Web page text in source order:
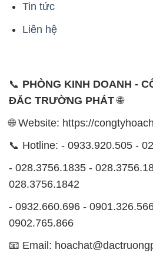
Tin tức
Liên hệ
📞 PHÒNG KINH DOANH -
ĐẮC TRƯỜNG PHÁT🌐
🌐 Website: https://
📞 Hotline: - 0933.920.505 -
- 028.3756.1835 -
028.3756.1842
- 0932.660.696 -
0902.765.866
📧 Email: